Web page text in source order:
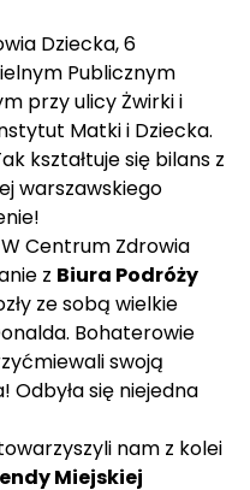
Dziecka, 6
Publicznym
przy ulicy Żwirki i
Matki i Dziecka.
kształtuje się bilans z
warszawskiego
Centrum Zdrowia
z Biura Podróży
ze sobą wielkie
Bohaterowie
swoją
Odbyła się niejedna
nam z kolei
Miejskiej